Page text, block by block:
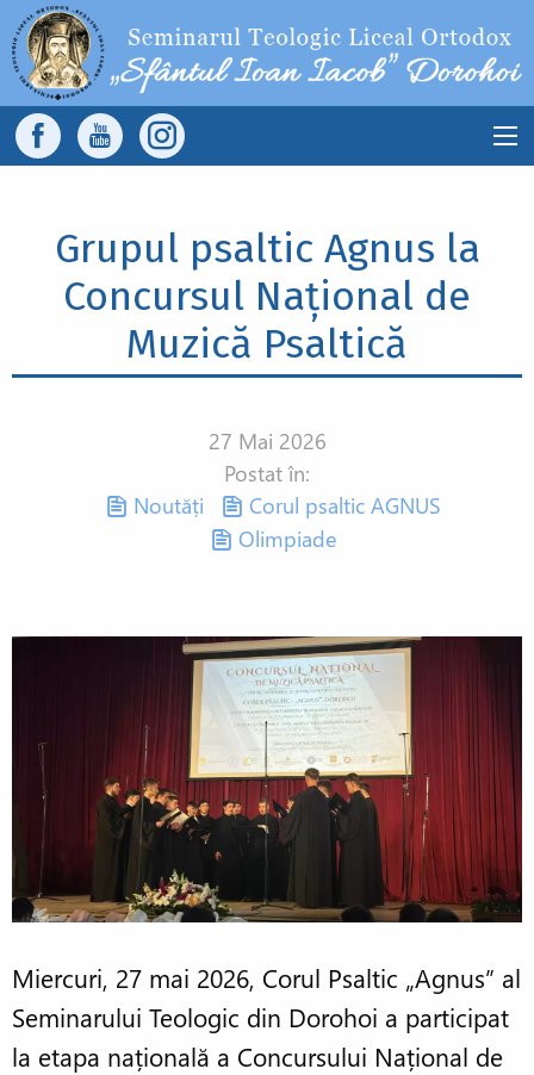
Sari la conținutul principal
Main
Grupul psaltic Agnus la
Concursul Național de
Muzică Psaltică
27 Mai 2026
Postat în:
Noutăți
Corul psaltic AGNUS
Olimpiade
Miercuri, 27 mai 2026, Corul Psaltic „Agnus” al
Seminarului Teologic din Dorohoi a participat
la etapa națională a Concursului Național de